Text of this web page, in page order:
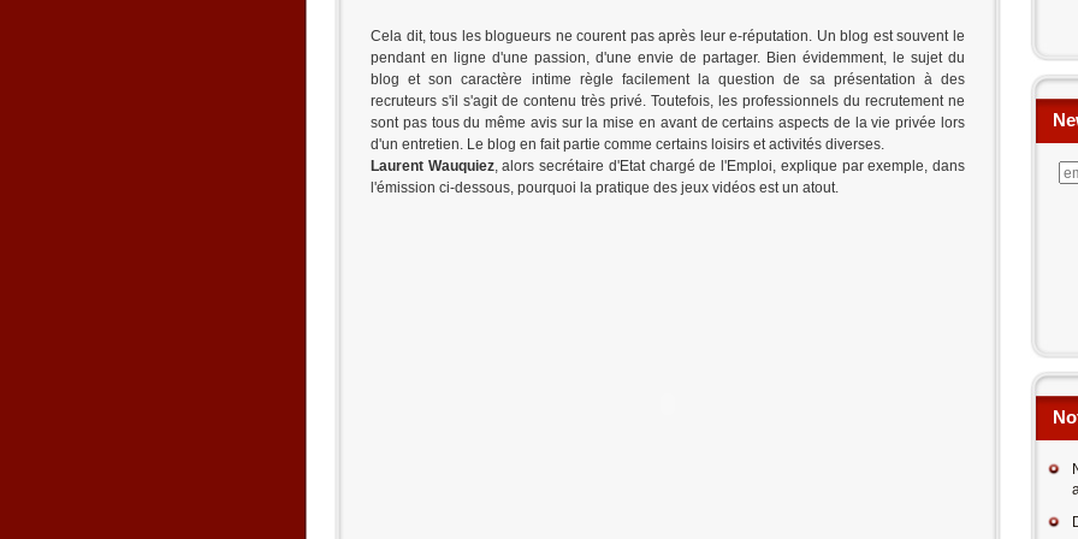
Cela dit, tous les blogueurs ne courent pas après leur e-réputation. Un blog est souvent le
pendant en ligne d'une passion, d'une envie de partager. Bien évidemment, le sujet du
blog et son caractère intime règle facilement la question de sa présentation à des
recruteurs s'il s'agit de contenu très privé. Toutefois, les professionnels du recrutement ne
sont pas tous du même avis sur la mise en avant de certains aspects de la vie privée lors
d'un entretien. Le blog en fait partie comme certains loisirs et activités diverses.
Laurent Wauquiez, alors secrétaire d'Etat chargé de l'Emploi, explique par exemple, dans
l'émission ci-dessous, pourquoi la pratique des jeux vidéos est un atout.